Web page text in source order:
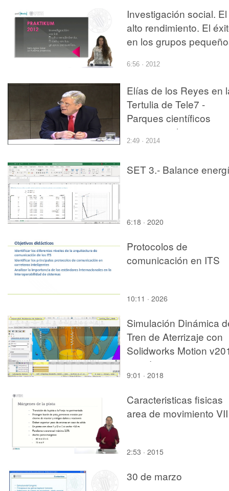
Investigación social. El
alto rendimiento. El
en los grupos
6:56 · 2012
Elías de los Reyes en
Tertulia de Tele7 -
Parques científicos
empresariales
2:49 · 2014
SET 3.- Balance
6:18 · 2020
Protocolos de
comunicación en ITS
10:11 · 2026
Simulación Dinámica
Tren de Aterrizaje con
Solidworks Motion
- 11 de 12
9:01 · 2018
Caracteristicas fisicas
area de movimiento VII
2:53 · 2015
30 de marzo